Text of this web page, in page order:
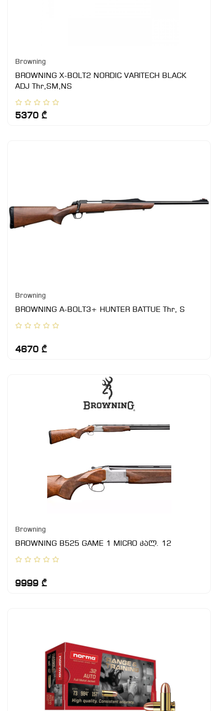
Browning
BROWNING X-BOLT2 NORDIC VARITECH BLACK
ADJ Thr,SM,NS
5370 ₾
Browning
BROWNING A-BOLT3+ HUNTER BATTUE Thr, S
4670 ₾
Browning
BROWNING B525 GAME 1 MICRO კალ. 12
9999 ₾